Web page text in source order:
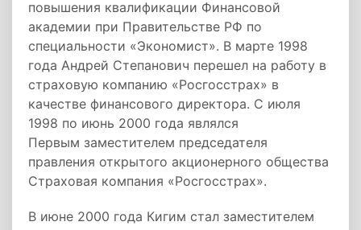
повышения квалификации Финансовой
академии при Правительстве РФ по
специальности «Экономист». В марте 1998
года Андрей Степанович перешел на работу в
страховую компанию «Росгосстрах» в
качестве финансового директора. С июля
1998 по июнь 2000 года являлся
Первым заместителем председателя
правления открытого акционерного общества
Страховая компания «Росгосстрах».
В июне 2000 года Кигим стал заместителем